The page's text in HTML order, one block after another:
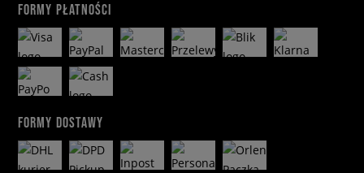
FORMY PŁATNOŚCI
FORMY DOSTAWY